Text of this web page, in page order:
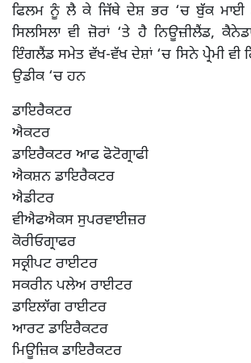
ਫਿਲਮ ਨੂੰ ਲੈ ਕੇ ਜਿੱਥੇ ਦੇਸ਼ ਭਰ ‘ਚ ਬੁੱਕ ਮਾਈ
ਸਿਲਸਿਲਾ ਵੀ ਜ਼ੋਰਾਂ ‘ਤੇ ਹੈ ਨਿਊਜ਼ੀਲੈਂਡ,
ਇੰਗਲੈਂਡ ਸਮੇਤ ਵੱਖ-ਵੱਖ ਦੇਸ਼ਾਂ ‘ਚ ਸਿਨੇ ਪ੍ਰੇੇਮੀ ਵੀ
ਉਡੀਕ ‘ਚ ਹਨ
ਡਾਇਰੈਕਟਰ
ਐਕਟਰ
ਡਾਇਰੈਕਟਰ ਆਫ ਫੋਟੋਗ੍ਰਾਫੀ
ਐਕਸ਼ਨ ਡਾਇਰੈਕਟਰ
ਐਡੀਟਰ
ਵੀਐਫਐਕਸ ਸੁਪਰਵਾਈਜ਼ਰ
ਕੋਰੀਓਗ੍ਰਾਫਰ
ਸਕ੍ਰੀਪਟ ਰਾਈਟਰ
ਸਕਰੀਨ ਪਲੇਅ ਰਾਈਟਰ
ਡਾਇਲਾੱਗ ਰਾਈਟਰ
ਆਰਟ ਡਾਇਰੈਕਟਰ
ਮਿਊਜ਼ਿਕ ਡਾਇਰੈਕਟਰ